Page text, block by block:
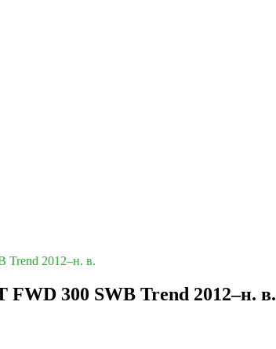
Trend 2012–н. в.
300 SWB Trend 2012–н. в.